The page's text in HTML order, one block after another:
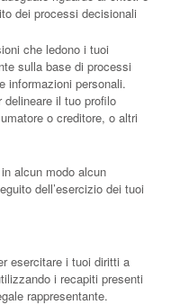
dei processi decisionali
che ledono i tuoi
sulla base di processi
informazioni personali.
il tuo profilo
o creditore, o altri
alcun modo alcun
dell’esercizio dei tuoi
esercitare i tuoi diritti a
i recapiti presenti
rappresentante.